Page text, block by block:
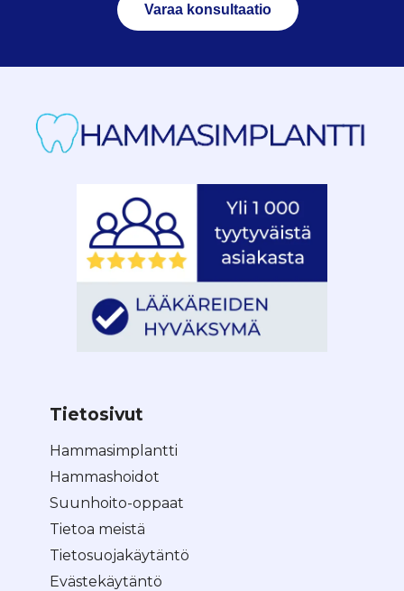
Varaa konsultaatio
Tietosivut
Hammasimplantti
Hammashoidot
Suunhoito-oppaat
Tietoa meistä
Tietosuojakäytäntö
Evästekäytäntö